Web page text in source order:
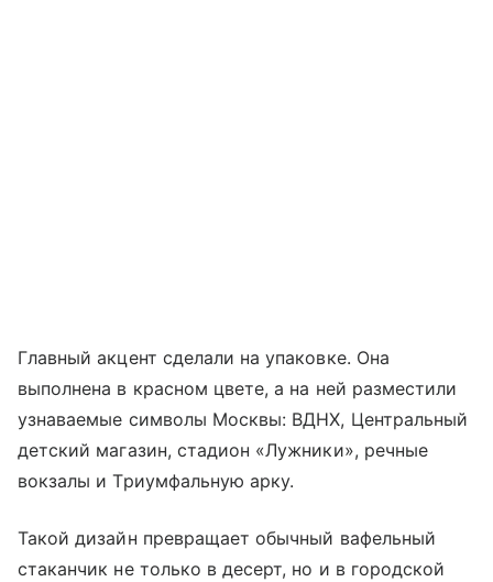
Главный акцент сделали на упаковке. Она
выполнена в красном цвете, а на ней разместили
узнаваемые символы Москвы: ВДНХ, Центральный
детский магазин, стадион «Лужники», речные
вокзалы и Триумфальную арку.
Такой дизайн превращает обычный вафельный
стаканчик не только в десерт, но и в городской